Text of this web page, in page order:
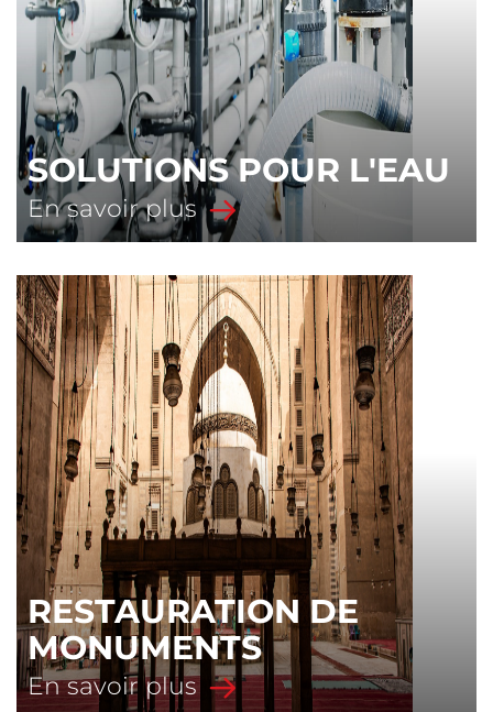
SOLUTIONS POUR L'EAU
En savoir plus
RESTAURATION DE
MONUMENTS
En savoir plus